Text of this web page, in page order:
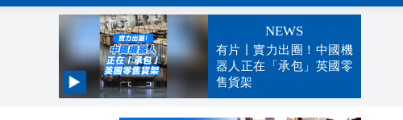
NEWS
有片丨實力出圈！中國機
器人正在「承包」英國零
售貨架
11:40